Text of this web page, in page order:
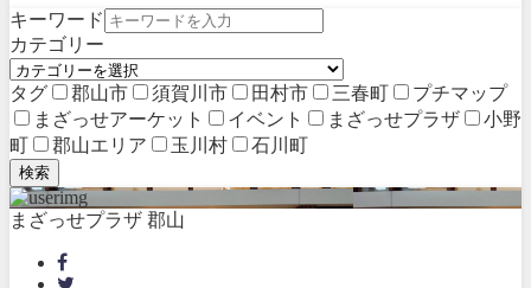
キーワード
カテゴリー
タグ 郡山市 須賀川市 田村市 三春町
プチマップ
まざっせアーケット
イベント まざっせプラザ
小野
町
郡山エリア 玉川村 石川町
検索
まざっせプラザ 郡山